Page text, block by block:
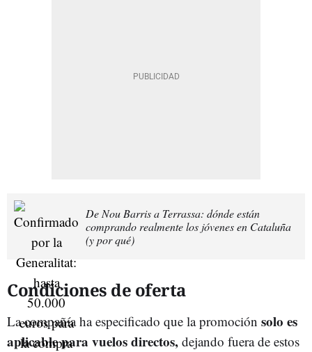
De Nou Barris a Terrassa: dónde están
comprando realmente los jóvenes en Cataluña
(y por qué)
Condiciones de oferta
La compañía ha especificado que la promoción solo es
aplicable para vuelos directos, dejando fuera de estos